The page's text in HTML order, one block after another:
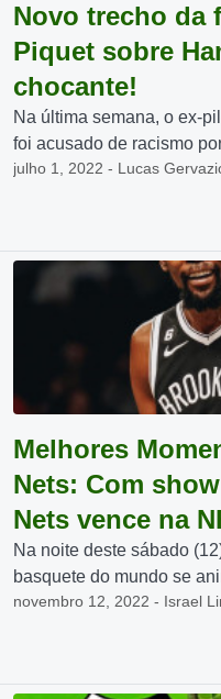
Novo trecho da
Piquet sobre
chocante!
Na última semana, o ex-
foi acusado de racismo
julho 1, 2022 - Lucas
Melhores
Nets: Com
Nets vence na
Na noite deste sábado
basquete do mundo se
novembro 12, 2022 - Israel